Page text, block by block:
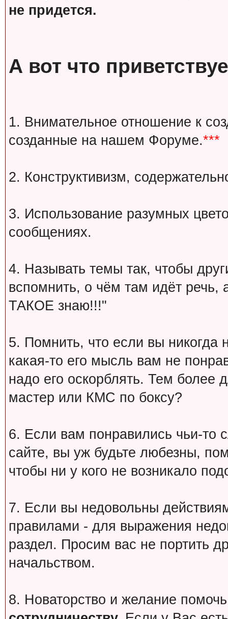
не придется.
А вот что
1. Внимательное отношение к
созданные на нашем Форуме.***
2. Конструктивизм,
3. Использование разумных
сообщениях.
4. Называть темы так, чтобы
вспомнить, о чём там идёт речь,
ТАКОЕ знаю!!!"
5. Помнить, что если вы никогда
какая-то его мысль вам не
надо его оскорблять. Тем более
мастер или КМС по боксу?
6. Если вам понравились чьи-то
сайте, вы уж будьте любезны,
чтобы ни у кого не возникало
7. Если вы недовольны
правилами - для выражения
раздел. Просим вас не портить
начальством.
8. Новаторство и желание